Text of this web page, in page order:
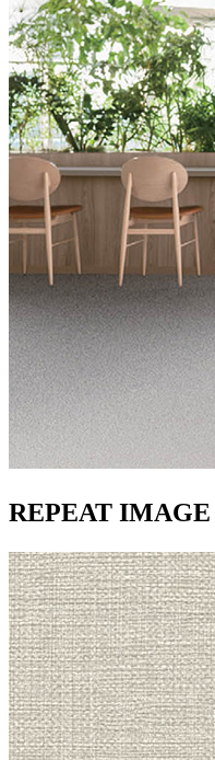
REPEAT IMAGE